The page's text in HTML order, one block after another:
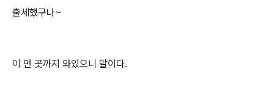
출세했구나~
이 먼 곳까지 와있으니 말이다.